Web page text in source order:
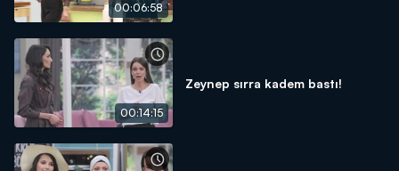
00:06:58
00:14:15
Zeynep sırra kadem bastı!